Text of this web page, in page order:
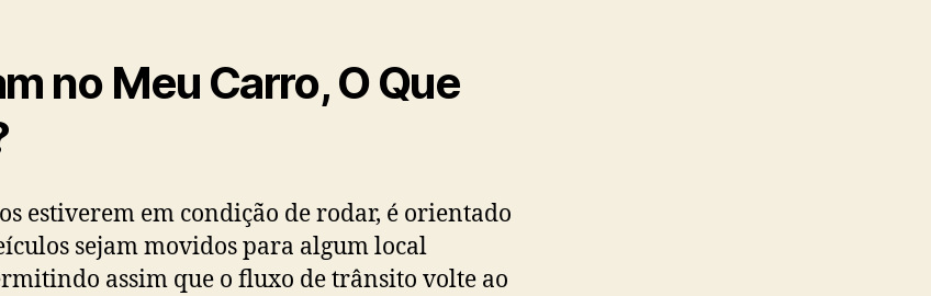
no Meu Carro, O Que
estiverem em condição de rodar, é orientado
sejam movidos para algum local
assim que o fluxo de trânsito volte ao